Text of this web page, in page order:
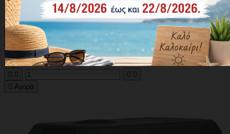
 Γρήγορη προβολή 
Ηλεκτρικό Ψυγείο Αυτοκινήτου 12V 30lt
Κωδικός: 1973538
61,10 €
   
 Αγορά